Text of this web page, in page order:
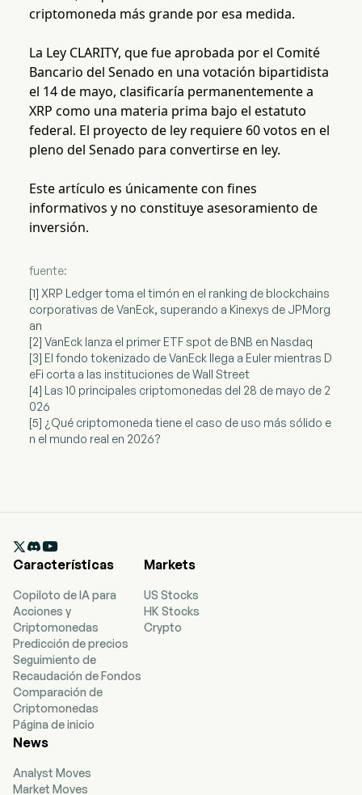
criptomoneda más grande por esa medida.
La Ley CLARITY, que fue aprobada por el Comité
Bancario del Senado en una votación bipartidista
el 14 de mayo, clasificaría permanentemente a
XRP como una materia prima bajo el estatuto
federal. El proyecto de ley requiere 60 votos en el
pleno del Senado para convertirse en ley.
Este artículo es únicamente con fines
informativos y no constituye asesoramiento de
inversión.
fuente:
[1] XRP Ledger toma el timón en el ranking de blockchains
corporativas de VanEck, superando a Kinexys de JPMorg
an
[2] VanEck lanza el primer ETF spot de BNB en Nasdaq
[3] El fondo tokenizado de VanEck llega a Euler mientras D
eFi corta a las instituciones de Wall Street
[4] Las 10 principales criptomonedas del 28 de mayo de 2
026
[5] ¿Qué criptomoneda tiene el caso de uso más sólido e
n el mundo real en 2026?

Características
Copiloto de IA para
Acciones y
Criptomonedas
Predicción de precios
Seguimiento de
Recaudación de Fondos
Comparación de
Criptomonedas
Página de inicio
Markets
US Stocks
HK Stocks
Crypto
News
Analyst Moves
Market Moves